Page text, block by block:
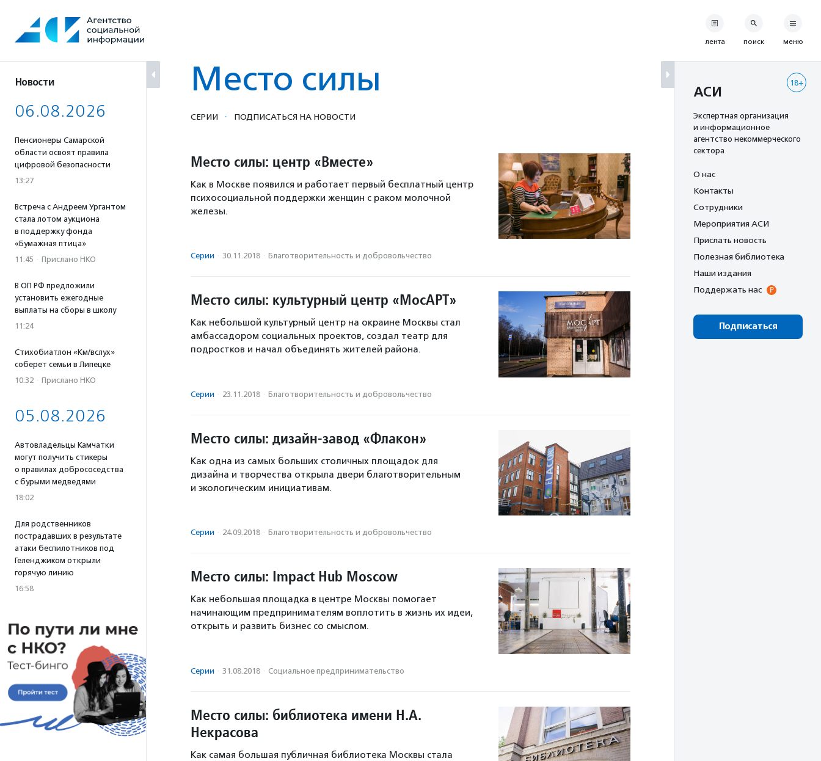
содержанию
Новости
06.08.2026
Пенсионеры Самарской
области освоят правила
цифровой безопасности
13:27
Встреча с Андреем Ургантом
стала лотом аукциона
в поддержку фонда
«Бумажная птица»
11:45 · Прислано НКО
В ОП РФ предложили
установить ежегодные
выплаты на сборы в школу
11:24
Стихобиатлон «Км/вслух»
соберет семьи в Липецке
10:32 · Прислано НКО
05.08.2026
Автовладельцы Камчатки
могут получить стикеры
о правилах добрососедства
с бурыми медведями
18:02
Для родственников
пострадавших в результате
атаки беспилотников под
Геленджиком открыли
горячую линию
16:58
Место силы
СЕРИИ · ПОДПИСАТЬСЯ НА НОВОСТИ
Место силы: центр «Вместе»
Как в Москве появился и работает первый бесплатный центр
психосоциальной поддержки женщин с раком молочной
железы.
Серии · 30.11.2018 · Благотвори­тель­ность и доброволь­чест­во
Место силы: культурный центр «МосАРТ»
Как небольшой культурный центр на окраине Москвы стал
амбассадором социальных проектов, создал театр для
подростков и начал объединять жителей района.
Серии · 23.11.2018 · Благотвори­тель­ность и доброволь­чест­во
Место силы: дизайн-завод «Флакон»
Как одна из самых больших столичных площадок для
дизайна и творчества открыла двери благотворительным
и экологическим инициативам.
Серии · 24.09.2018 · Благотвори­тель­ность и доброволь­чест­во
Место силы: Impact Hub Moscow
Как небольшая площадка в центре Москвы помогает
начинающим предпринимателям воплотить в жизнь их идеи,
открыть и развить бизнес со смыслом.
Серии · 31.08.2018 · Социальное предпри­нима­тель­ство
Место силы: библиотека имени Н.А.
Некрасова
Как самая большая публичная библиотека Москвы стала
лента поиск меню
18+
АСИ
Экспертная организация
и информационное
агентство некоммерческого
сектора
О нас
Контакты
Сотрудники
Мероприятия АСИ
Прислать новость
Полезная библиотека
Наши издания
Поддержать нас
Подписаться